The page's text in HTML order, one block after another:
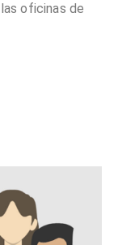
oficinas de